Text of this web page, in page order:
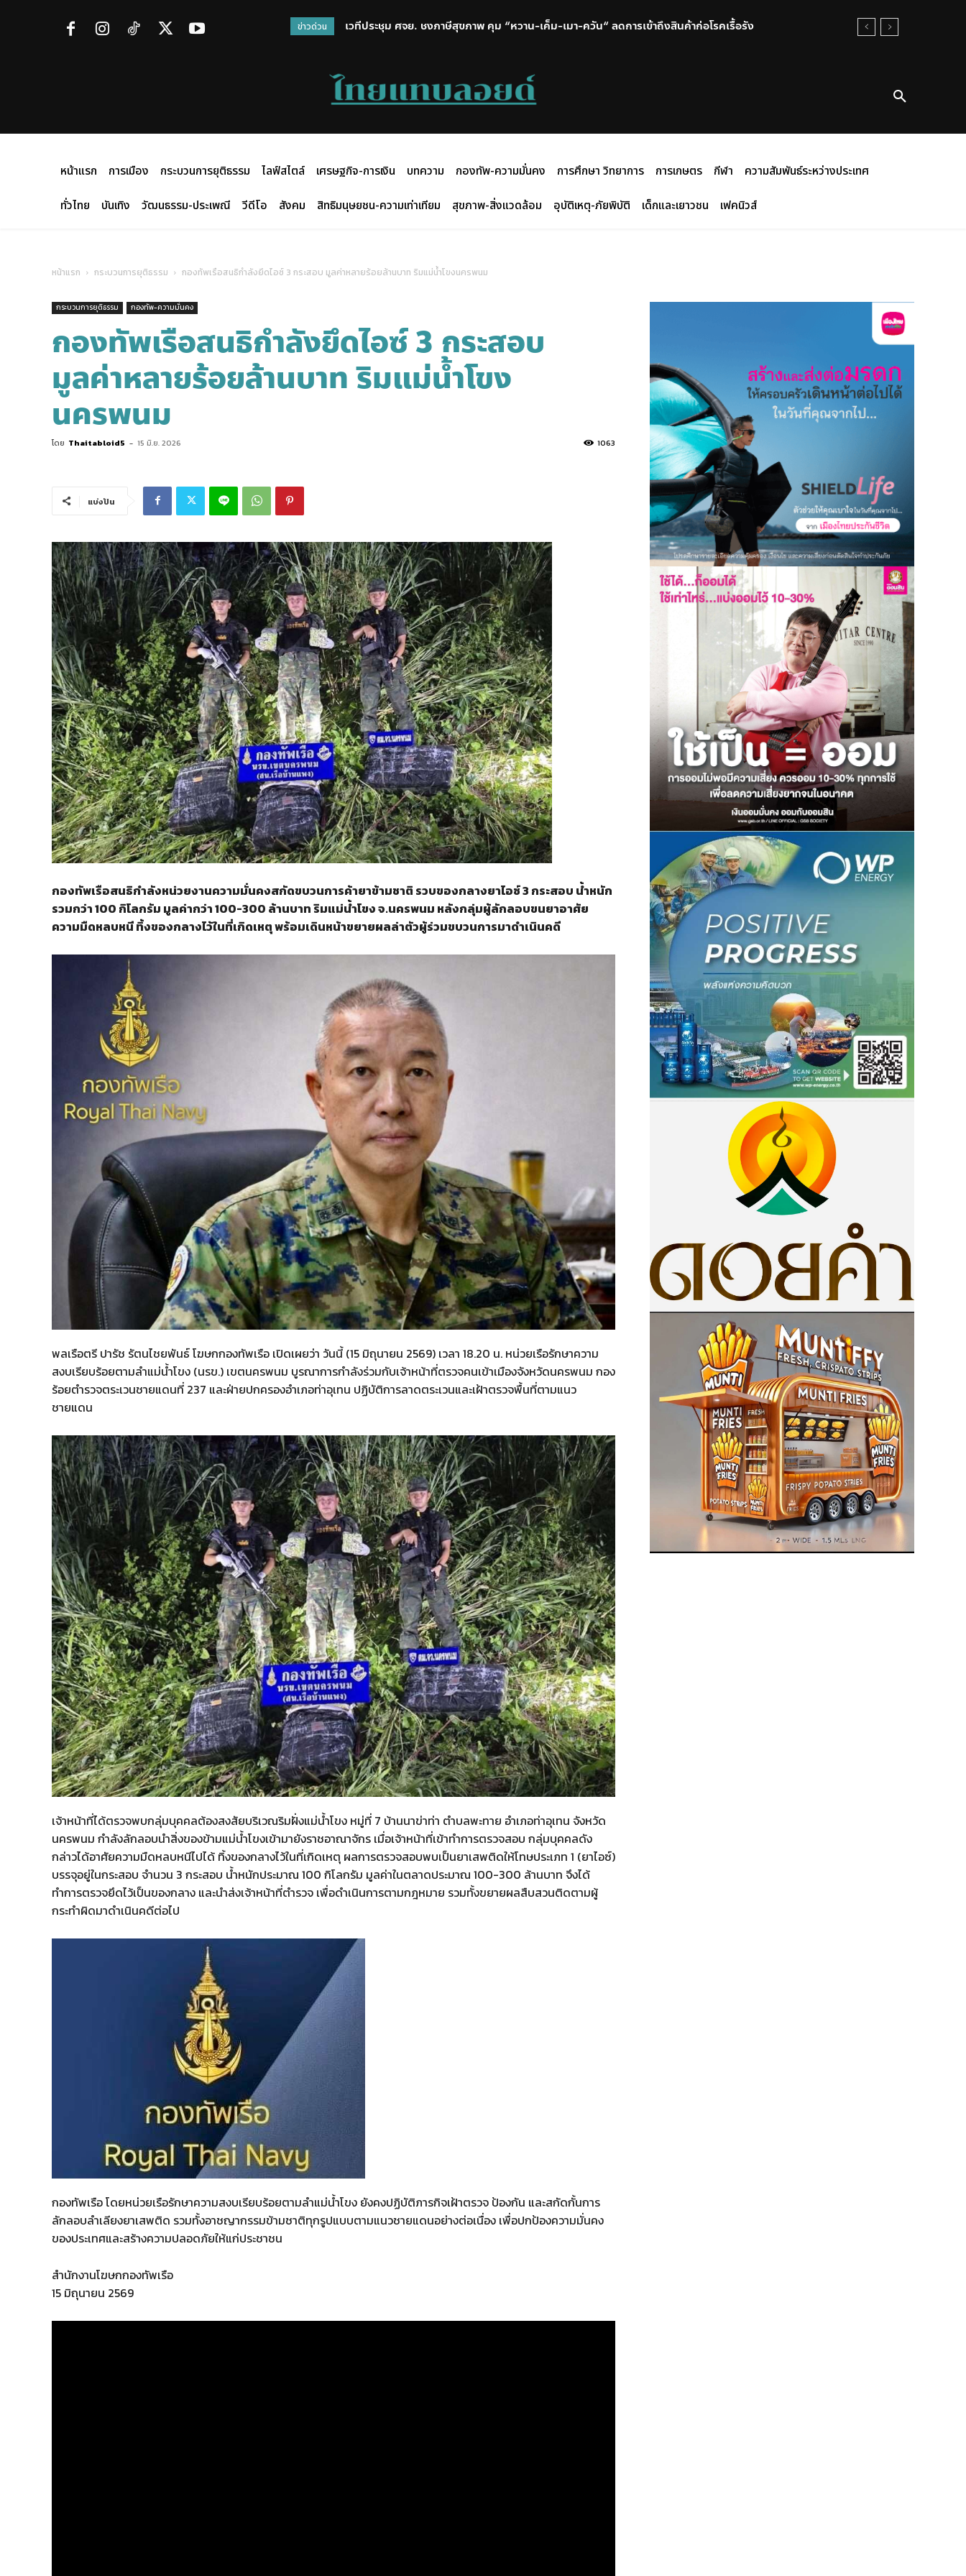
ข่าวด่วน เวทีประชุม ศจย. ชงภาษีสุขภาพ คุม “หวาน-เค็ม-เมา-ควัน“ ลดการเข้าถึงสินค้าก่อโรคเรื้อรัง
ไม่เข็ดคุก! หนุ่ม 42 เพิ่งพ้นโทษไม่ถึงเดือน เจอตำรวจทางหลวงเรียกตรวจ พิรุธโผล่เจอซุกยาบ้า-ไอซ์มา
หน้าแรก การเมือง กระบวนการยุติธรรม ไลฟ์สไตล์ เศรษฐกิจ-การเงิน บทความ กองทัพ-ความมั่นคง การศึกษา วิทยาการ การเกษตร กีฬา
ความสัมพันธ์ระหว่างประเทศ
ทั่วไทย
บันเทิง วัฒนธรรม-ประเพณี วีดีโอ สังคม สิทธิมนุษยชน-ความเท่าเทียม สุขภาพ-สิ่งแวดล้อม อุบัติเหตุ-ภัยพิบัติ เด็กและเยาวชน เฟคนิวส์
หน้าแรก กระบวนการยุติธรรม กองทัพเรือสนธิกำลังยึดไอซ์ 3 กระสอบ มูลค่าหลายร้อยล้านบาท ริมแม่น้ำโขงนครพนม
กระบวนการยุติธรรม กองทัพ-ความมั่นคง
กองทัพเรือสนธิกำลังยึดไอซ์ 3 กระสอบ
มูลค่าหลายร้อยล้านบาท ริมแม่น้ำโขง
นครพนม
โดย Thaitabloid5 - 15 มิ.ย. 2026 1063
แบ่งปัน
กองทัพเรือสนธิกำลังหน่วยงานความมั่นคงสกัดขบวนการค้ายาข้ามชาติ รวบของกลางยาไอซ์ 3 กระสอบ น้ำหนัก
รวมกว่า 100 กิโลกรัม มูลค่ากว่า 100-300 ล้านบาท ริมแม่น้ำโขง จ.นครพนม หลังกลุ่มผู้ลักลอบขนยาอาศัย
ความมืดหลบหนี ทิ้งของกลางไว้ในที่เกิดเหตุ พร้อมเดินหน้าขยายผลล่าตัวผู้ร่วมขบวนการมาดำเนินคดี
พลเรือตรี ปารัช รัตนไชยพันธ์ โฆษกกองทัพเรือ เปิดเผยว่า วันนี้ (15 มิถุนายน 2569) เวลา 18.20 น. หน่วยเรือรักษาความ
สงบเรียบร้อยตามลำแม่น้ำโขง (นรข.) เขตนครพนม บูรณาการกำลังร่วมกับเจ้าหน้าที่ตรวจคนเข้าเมืองจังหวัดนครพนม กอง
ร้อยตำรวจตระเวนชายแดนที่ 237 และฝ่ายปกครองอำเภอท่าอุเทน ปฏิบัติการลาดตระเวนและเฝ้าตรวจพื้นที่ตามแนว
ชายแดน
เจ้าหน้าที่ได้ตรวจพบกลุ่มบุคคลต้องสงสัยบริเวณริมฝั่งแม่น้ำโขง หมู่ที่ 7 บ้านนาข่าท่า ตำบลพะทาย อำเภอท่าอุเทน จังหวัด
นครพนม กำลังลักลอบนำสิ่งของข้ามแม่น้ำโขงเข้ามายังราชอาณาจักร เมื่อเจ้าหน้าที่เข้าทำการตรวจสอบ กลุ่มบุคคลดัง
กล่าวได้อาศัยความมืดหลบหนีไปได้ ทิ้งของกลางไว้ในที่เกิดเหตุ ผลการตรวจสอบพบเป็นยาเสพติดให้โทษประเภท 1 (ยาไอซ์)
บรรจุอยู่ในกระสอบ จำนวน 3 กระสอบ น้ำหนักประมาณ 100 กิโลกรัม มูลค่าในตลาดประมาณ 100-300 ล้านบาท จึงได้
ทำการตรวจยึดไว้เป็นของกลาง และนำส่งเจ้าหน้าที่ตำรวจ เพื่อดำเนินการตามกฎหมาย รวมทั้งขยายผลสืบสวนติดตามผู้
กระทำผิดมาดำเนินคดีต่อไป
กองทัพเรือ โดยหน่วยเรือรักษาความสงบเรียบร้อยตามลำแม่น้ำโขง ยังคงปฏิบัติภารกิจเฝ้าตรวจ ป้องกัน และสกัดกั้นการ
ลักลอบลำเลียงยาเสพติด รวมทั้งอาชญากรรมข้ามชาติทุกรูปแบบตามแนวชายแดนอย่างต่อเนื่อง เพื่อปกป้องความมั่นคง
ของประเทศและสร้างความปลอดภัยให้แก่ประชาชน
สำนักงานโฆษกกองทัพเรือ
15 มิถุนายน 2569